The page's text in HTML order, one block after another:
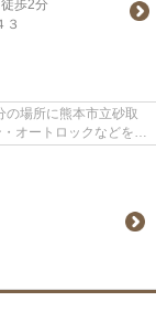
徒歩2分
３
の場所に熊本市立砂取
オートロックなどを設